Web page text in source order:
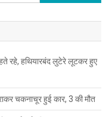
रहे, हथियारबंद लुटेरे लूटकर हुए
चकनाचूर हुई कार, 3 की मौत